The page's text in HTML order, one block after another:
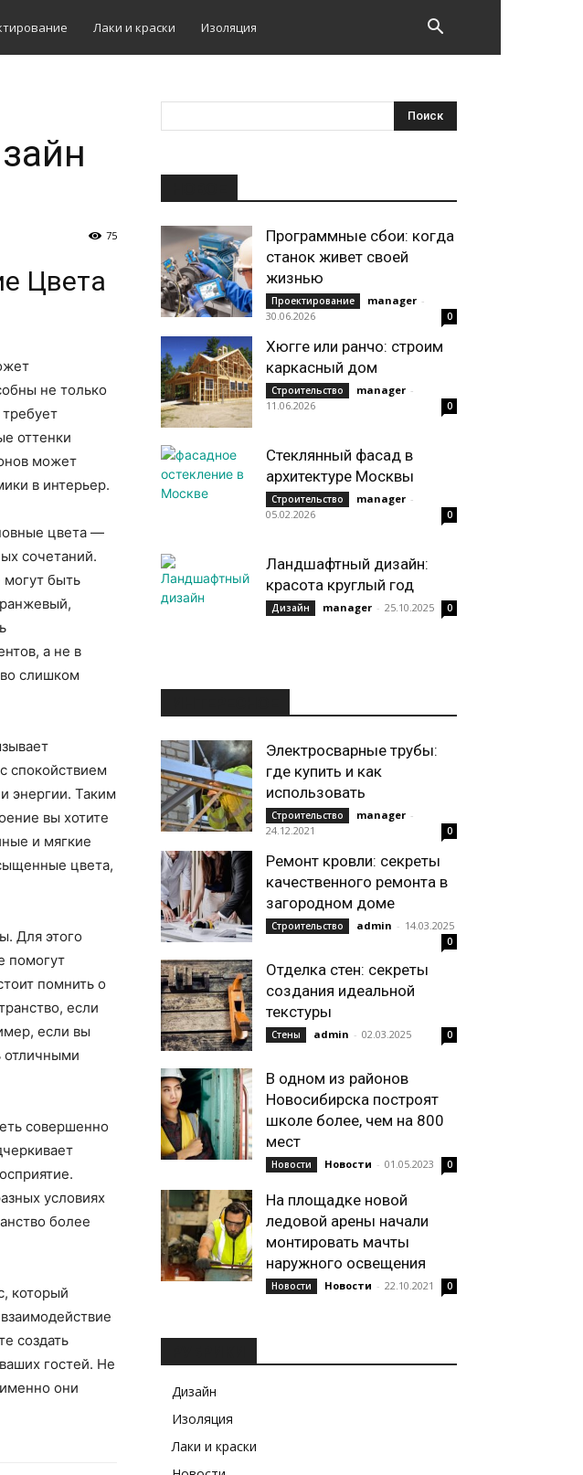
Лаки и краски Изоляция
75
Цвета
не только
оттенки
может
в интерьер.
цвета —
сочетаний.
быть
а не в
слишком
спокойствием
энергии. Таким
вы хотите
и мягкие
цвета,
Для этого
помогут
помнить о
если
если вы
отличными
совершенно
условиях
более
который
создать
гостей. Не
они
Программные сбои: когда
станок живет своей
жизнью
Проектирование manager -
30.06.2026
0
Хюгге или ранчо: строим
каркасный дом
Строительство manager -
11.06.2026
0
Стеклянный фасад в
архитектуре Москвы
Строительство manager -
05.02.2026
0
Ландшафтный дизайн:
красота круглый год
Дизайн manager - 25.10.2025 0
Электросварные трубы:
где купить и как
использовать
Строительство manager -
24.12.2021
0
Ремонт кровли: секреты
качественного ремонта в
загородном доме
Строительство admin - 14.03.2025
0
Отделка стен: секреты
создания идеальной
текстуры
Стены admin - 02.03.2025 0
В одном из районов
Новосибирска построят
школе более, чем на 800
мест
Новости Новости - 01.05.2023 0
На площадке новой
ледовой арены начали
монтировать мачты
наружного освещения
Новости Новости - 22.10.2021 0
Дизайн
Изоляция
Лаки и краски